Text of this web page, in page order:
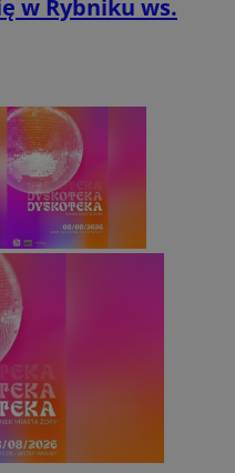
w Rybniku ws.